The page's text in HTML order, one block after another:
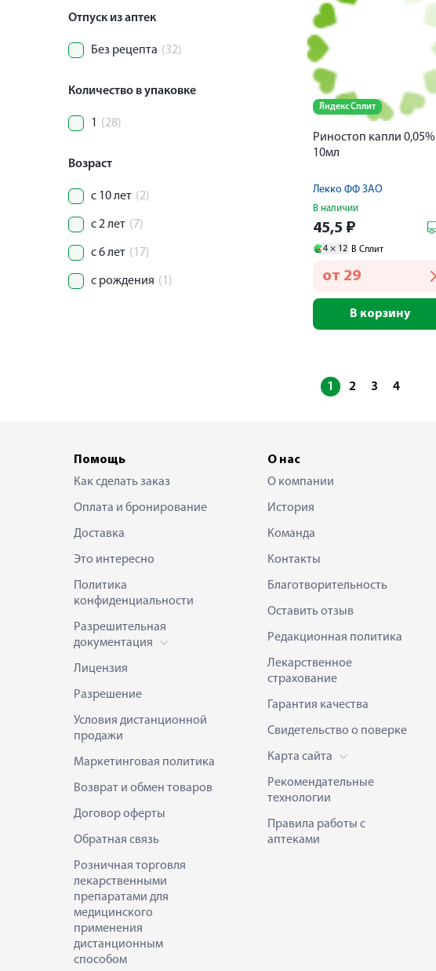
Отпуск из аптек
Без рецепта (32)
Количество в упаковке
1 (28)
Возраст
с 10 лет (2)
с 2 лет (7)
с 6 лет (17)
с рождения (1)
Яндекс Сплит
Риностоп капли 0,05%
10мл
Лекко ФФ ЗАО
В наличии
45,5 ₽
4 × 12 В Сплит
от 29
В корзину
1 2 3 4
Помощь
Как сделать заказ
Оплата и бронирование
Доставка
Это интересно
Политика
конфиденциальности
Разрешительная
документация
Лицензия
Разрешение
Условия дистанционной
продажи
Маркетинговая политика
Возврат и обмен товаров
Договор оферты
Обратная связь
Розничная торговля
лекарственными
препаратами для
медицинского
применения
дистанционным
способом
О нас
О компании
История
Команда
Контакты
Благотворительность
Оставить отзыв
Редакционная политика
Лекарственное
страхование
Гарантия качества
Свидетельство о поверке
Карта сайта
Рекомендательные
технологии
Правила работы с
аптеками